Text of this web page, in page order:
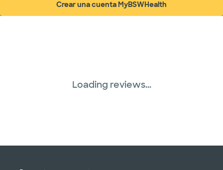
Crear una cuenta MyBSWHealth
(abre en ventana nueva)
Loading reviews...